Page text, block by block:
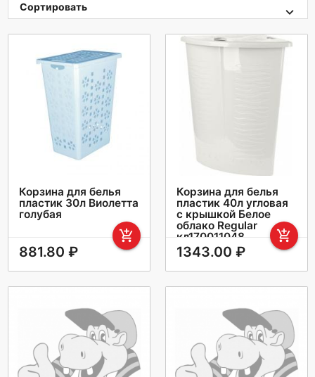
Сортировать
Корзина для белья
пластик 30л Виолетта
голубая
add_shopping_cart
881.80 ₽
Корзина для белья
пластик 40л угловая
с крышкой Белое
облако Regular
кл170011048
add_shopping_cart
1343.00 ₽